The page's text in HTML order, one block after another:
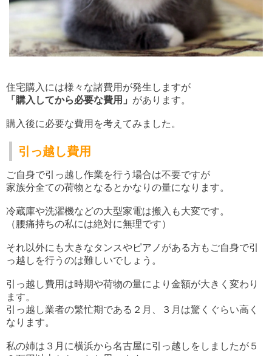
住宅購入には様々な諸費用が発生しますが
「購入してから必要な費用」 があります。
購入後に必要な費用を考えてみました。
引っ越し費用
ご自身で引っ越し作業を行う場合は不要ですが
家族分全ての荷物となるとかなりの量になります。
冷蔵庫や洗濯機などの大型家電は搬入も大変です。
（腰痛持ちの私には絶対に無理です）
それ以外にも大きなタンスやピアノがある方もご自身で引
っ越しを行うのは難しいでしょう。
引っ越し費用は時期や荷物の量により金額が大きく変わり
ます。
引っ越し業者の繁忙期である２月、３月は驚くぐらい高く
なります。
私の姉は３月に横浜から名古屋に引っ越しをしましたが５